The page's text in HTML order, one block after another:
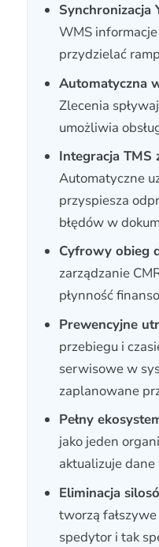
Synchronizacja
WMS
przydzielać
Automatyczna
Zlecenia
umożliwia
Integracja TMS
Automatyczne
przyspiesza
błędów w
Cyfrowy obieg
zarządzanie
płynność
Prewencyjne
przebiegu i
serwisowe w
zaplanowane
Pełny
jako jeden
aktualizuje
Eliminacja
tworzą
spedytor i tak